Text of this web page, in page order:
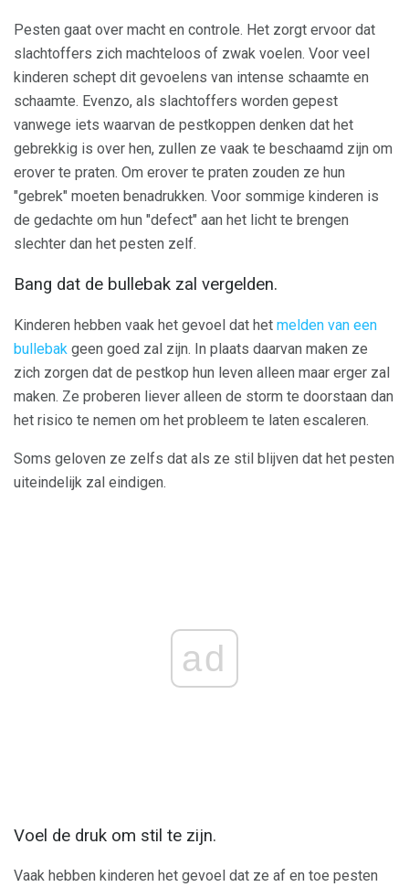
Pesten gaat over macht en controle. Het zorgt ervoor dat
slachtoffers zich machteloos of zwak voelen. Voor veel
kinderen schept dit gevoelens van intense schaamte en
schaamte. Evenzo, als slachtoffers worden gepest
vanwege iets waarvan de pestkoppen denken dat het
gebrekkig is over hen, zullen ze vaak te beschaamd zijn om
erover te praten. Om erover te praten zouden ze hun
"gebrek" moeten benadrukken. Voor sommige kinderen is
de gedachte om hun "defect" aan het licht te brengen
slechter dan het pesten zelf.
Bang dat de bullebak zal vergelden.
Kinderen hebben vaak het gevoel dat het melden van een
bullebak geen goed zal zijn. In plaats daarvan maken ze
zich zorgen dat de pestkop hun leven alleen maar erger zal
maken. Ze proberen liever alleen de storm te doorstaan ​​dan
het risico te nemen om het probleem te laten escaleren.
Soms geloven ze zelfs dat als ze stil blijven dat het pesten
uiteindelijk zal eindigen.
ad
Voel de druk om stil te zijn.
Vaak hebben kinderen het gevoel dat ze af en toe pesten